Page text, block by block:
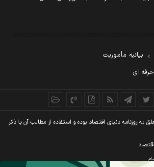
بیانیه مأموریت
ای
به روزنامه دنيای اقتصاد بوده و استفاده از مطالب آن با ذکر